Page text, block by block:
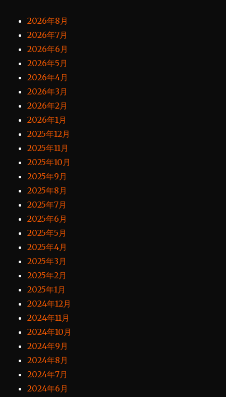
2026年8月
2026年7月
2026年6月
2026年5月
2026年4月
2026年3月
2026年2月
2026年1月
2025年12月
2025年11月
2025年10月
2025年9月
2025年8月
2025年7月
2025年6月
2025年5月
2025年4月
2025年3月
2025年2月
2025年1月
2024年12月
2024年11月
2024年10月
2024年9月
2024年8月
2024年7月
2024年6月